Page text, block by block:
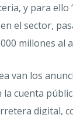
y para ello
el sector,
millones al
van los
cuenta
digital,